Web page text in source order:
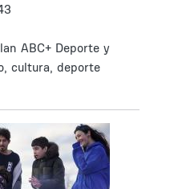
ABC+ Deporte y
cultura, deporte